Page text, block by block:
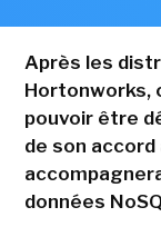
Après les
Hortonworks,
pouvoir être
de son
données